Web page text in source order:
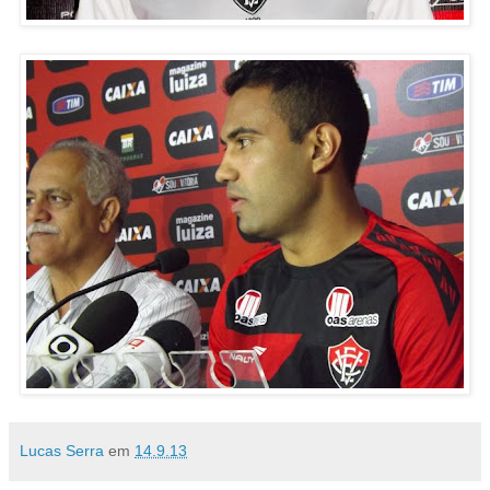
Lucas Serra em 14.9.13